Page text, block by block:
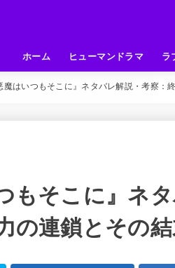
ホーム ヒューマンドラマ ラ
魔はいつもそこに』ネタバレ解説・考察：
もそこに』ネ
の連鎖とその